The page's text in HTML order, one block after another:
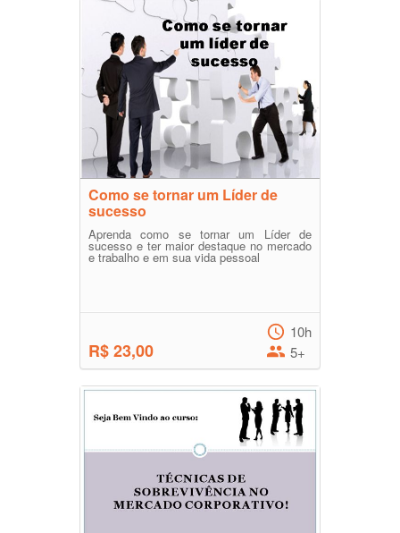
Como se tornar um Líder de
sucesso
Aprenda como se tornar um Líder de
sucesso e ter maior destaque no mercado
e trabalho e em sua vida pessoal
R$ 23,00
10h
5+